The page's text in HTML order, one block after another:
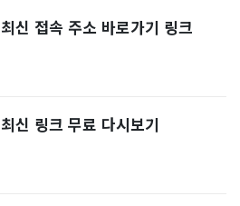
신 접속 주소 바로가기 링크
신 링크 무료 다시보기